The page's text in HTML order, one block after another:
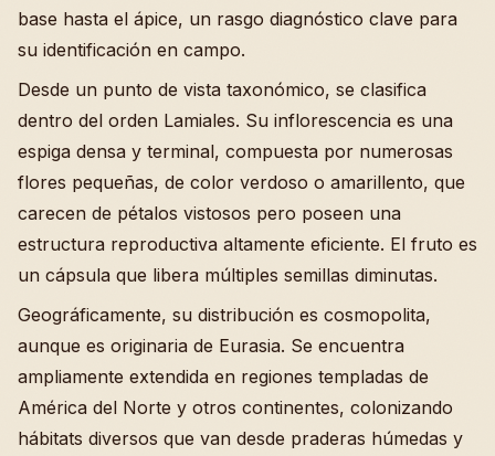
base hasta el ápice, un rasgo diagnóstico clave para
su identificación en campo.
Desde un punto de vista taxonómico, se clasifica
dentro del orden Lamiales. Su inflorescencia es una
espiga densa y terminal, compuesta por numerosas
flores pequeñas, de color verdoso o amarillento, que
carecen de pétalos vistosos pero poseen una
estructura reproductiva altamente eficiente. El fruto es
un cápsula que libera múltiples semillas diminutas.
Geográficamente, su distribución es cosmopolita,
aunque es originaria de Eurasia. Se encuentra
ampliamente extendida en regiones templadas de
América del Norte y otros continentes, colonizando
hábitats diversos que van desde praderas húmedas y